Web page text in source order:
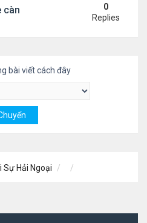
càng lớn càng điển trai0
Replies
bài viết cách đây
Sự Hải Ngoại